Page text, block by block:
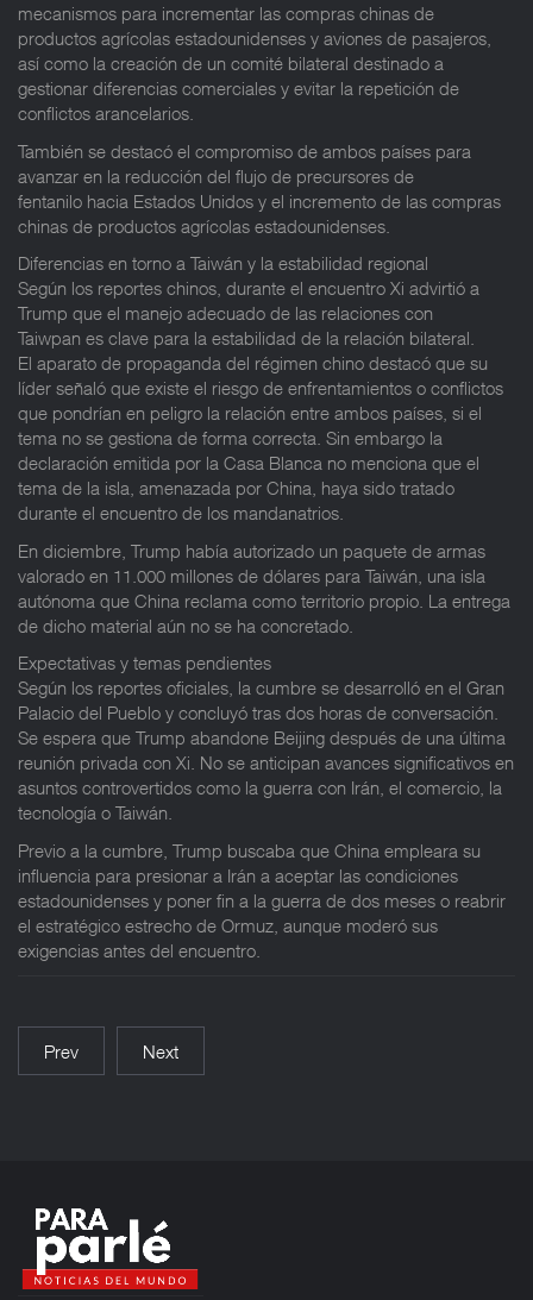
mecanismos para incrementar las compras chinas de
productos agrícolas estadounidenses y aviones de pasajeros,
así como la creación de un comité bilateral destinado a
gestionar diferencias comerciales y evitar la repetición de
conflictos arancelarios.
También se destacó el compromiso de ambos países para
avanzar en la reducción del flujo de precursores de
fentanilo hacia Estados Unidos y el incremento de las compras
chinas de productos agrícolas estadounidenses.
Diferencias en torno a Taiwán y la estabilidad regional
Según los reportes chinos, durante el encuentro Xi advirtió a
Trump que el manejo adecuado de las relaciones con
Taiwpan es clave para la estabilidad de la relación bilateral.
El aparato de propaganda del régimen chino destacó que su
líder señaló que existe el riesgo de enfrentamientos o conflictos
que pondrían en peligro la relación entre ambos países, si el
tema no se gestiona de forma correcta. Sin embargo la
declaración emitida por la Casa Blanca no menciona que el
tema de la isla, amenazada por China, haya sido tratado
durante el encuentro de los mandanatrios.
En diciembre, Trump había autorizado un paquete de armas
valorado en 11.000 millones de dólares para Taiwán, una isla
autónoma que China reclama como territorio propio. La entrega
de dicho material aún no se ha concretado.
Expectativas y temas pendientes
Según los reportes oficiales, la cumbre se desarrolló en el Gran
Palacio del Pueblo y concluyó tras dos horas de conversación.
Se espera que Trump abandone Beijing después de una última
reunión privada con Xi. No se anticipan avances significativos en
asuntos controvertidos como la guerra con Irán, el comercio, la
tecnología o Taiwán.
Previo a la cumbre, Trump buscaba que China empleara su
influencia para presionar a Irán a aceptar las condiciones
estadounidenses y poner fin a la guerra de dos meses o reabrir
el estratégico estrecho de Ormuz, aunque moderó sus
exigencias antes del encuentro.
Prev Next